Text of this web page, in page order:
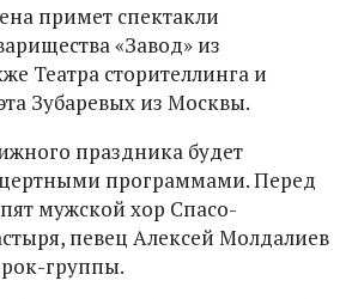
примет спектакли
«Завод» из
Театра сторителлинга и
Зубаревых из Москвы.
праздника будет
программами. Перед
мужской хор Спасо-
певец Алексей Молдалиев
группы.